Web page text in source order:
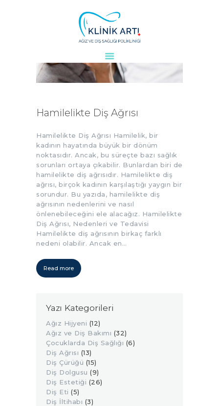
ANASAYFA
KURUMSAL
TEDAVILER
KVKK
AYDINLATMA
METNI
BLOG
KLINIĞIMIZ
İLETIŞIM
Hamilelikte Diş Ağrısı
Hamilelikte Diş Ağrısı Hamilelik, bir
kadının hayatında büyük bir dönüm
noktasıdır. Ancak, bu süreçte bazı sağlık
sorunları ortaya çıkabilir. Bunlardan biri de
hamilelikte diş ağrısıdır. Hamilelikte diş
ağrısı, birçok kadının karşılaştığı yaygın bir
sorundur. Bu yazıda, hamilelikte diş
ağrısının nedenlerini ve nasıl
önlenebileceğini ele alacağız. Hamilelikte
Diş Ağrısı, Nedenleri ve Tedavisi
Hamilelikte diş ağrısının birkaç farklı
nedeni olabilir. Ancak en…
Read more
Yazı Kategorileri
Ağız Hijyeni (12)
Ağız ve Diş Bakımı (32)
Çocuklarda Diş Sağlığı (6)
Diş Ağrısı (13)
Diş Çürüğü (15)
Diş Dolgusu (9)
Diş Estetiği (26)
Diş Eti (5)
Diş İltihabı (3)